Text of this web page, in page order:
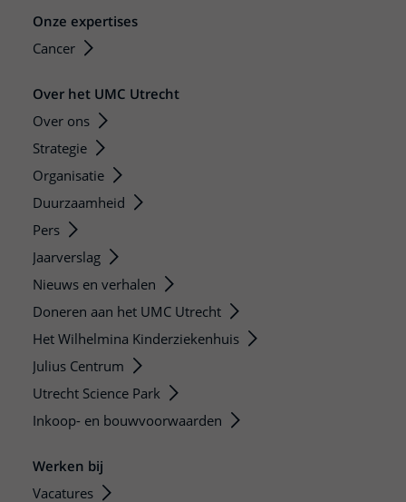
Onze expertises
Cancer
Over het UMC Utrecht
Over ons
Strategie
Organisatie
Duurzaamheid
Pers
Jaarverslag
Nieuws en verhalen
Doneren aan het UMC Utrecht
Het Wilhelmina Kinderziekenhuis
Julius Centrum
Utrecht Science Park
Inkoop- en bouwvoorwaarden
Werken bij
Vacatures